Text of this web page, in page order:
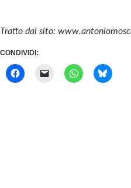
Tratto dal sito:
CONDIVIDI: